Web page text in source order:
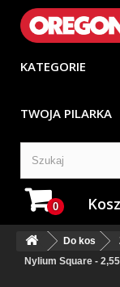
KATEGORIE
TWOJA PILARKA
0
Do kos
Nylium Square -